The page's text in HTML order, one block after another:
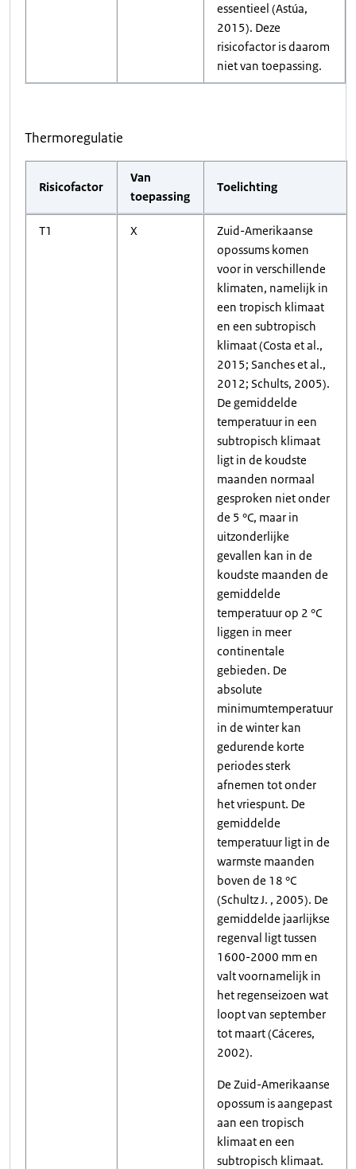
essentieel (Astúa,
2015). Deze
risicofactor is daarom
niet van toepassing.
Thermoregulatie
Risicofactor
Van
toepassing
Toelichting
T1 X
Zuid-Amerikaanse
opossums komen
voor in verschillende
klimaten, namelijk in
een tropisch klimaat
en een subtropisch
klimaat (Costa et al.,
2015; Sanches et al.,
2012; Schults, 2005).
De gemiddelde
temperatuur in een
subtropisch klimaat
ligt in de koudste
maanden normaal
gesproken niet onder
de 5 °C, maar in
uitzonderlijke
gevallen kan in de
koudste maanden de
gemiddelde
temperatuur op 2 °C
liggen in meer
continentale
gebieden. De
absolute
minimumtemperatuur
in de winter kan
gedurende korte
periodes sterk
afnemen tot onder
het vriespunt. De
gemiddelde
temperatuur ligt in de
warmste maanden
boven de 18 °C
(Schultz J. , 2005). De
gemiddelde jaarlijkse
regenval ligt tussen
1600-2000 mm en
valt voornamelijk in
het regenseizoen wat
loopt van september
tot maart (Cáceres,
2002).
De Zuid-Amerikaanse
opossum is aangepast
aan een tropisch
klimaat en een
subtropisch klimaat.